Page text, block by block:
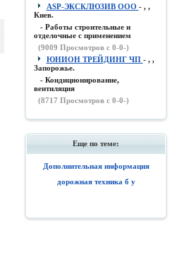
ASP-ЭКСКЛЮЗИВ ООО - , ,
Киев.
- Работы строительные и
отделочные с применением
(9009 Просмотров с 0-0-)
ЮНИОН ТРЕЙДИНГ ЧП - , ,
Запорожье.
- Кондиционирование,
вентиляция
(8717 Просмотров с 0-0-)
Еще по теме:
Дополнительная информация
дорожная техника б у